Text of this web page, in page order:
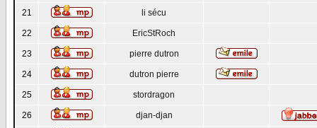
21 li sécu
22 EricStRoch
23 pierre dutron
24 dutron pierre
25 stordragon
26 djan-djan